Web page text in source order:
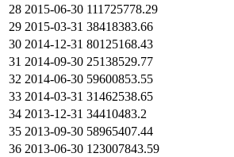
28 2015-06-30 111725778.29
29 2015-03-31 38418383.66
30 2014-12-31 80125168.43
31 2014-09-30 25138529.77
32 2014-06-30 59600853.55
33 2014-03-31 31462538.65
34 2013-12-31 34410483.2
35 2013-09-30 58965407.44
36 2013-06-30 123007843.59